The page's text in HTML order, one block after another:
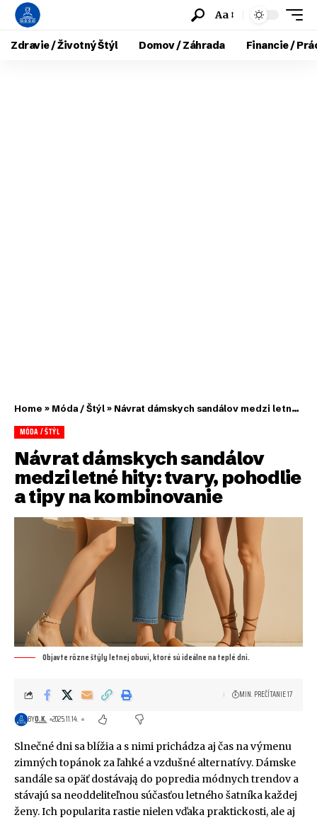
Aa
Zdravie / Životný Štýl Domov / Záhrada Financie /
Home » Móda / Štýl» Návrat dámskych sandálov medzi letné hity: tvary, pohodlie a tipy na kombinovanie
MÓDA / ŠTÝL
Návrat dámskych sandálov
medzi letné hity: tvary, pohodlie
a tipy na kombinovanie
Objavte rôzne štýly letnej obuvi, ktoré sú ideálne na teplé dni.
BYO.K. 2025.11.14.
MIN. PREČÍTANIE 17
Slnečné dni sa blížia a s nimi prichádza aj čas na výmenu
zimných topánok za ľahké a vzdušné alternatívy. Dámske
sandále sa opäť dostávają do popredia módnych trendov a
stávajú sa neoddeliteľnou súčasťou letného šatníka každej
ženy. Ich popularita rastie nielen vďaka praktickosti, ale aj